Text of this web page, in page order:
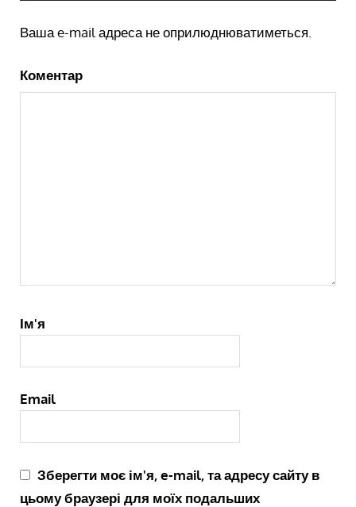
Ваша e-mail адреса не оприлюднюватиметься.
Коментар
Ім'я
Email
Зберегти моє ім'я, e-mail, та адресу сайту в
цьому браузері для моїх подальших